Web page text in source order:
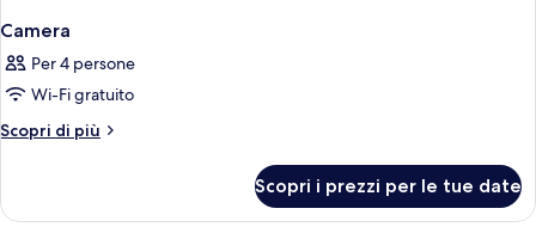
Camera
Per 4 persone
Wi-Fi gratuito
Scopri di più
Altri
Scopri i prezzi per le tue date